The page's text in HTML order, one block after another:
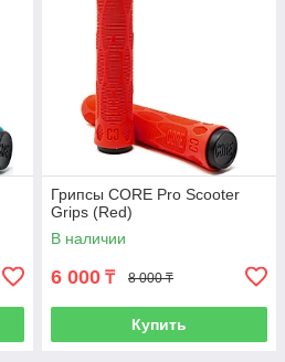
Грипсы CORE Pro Scooter
Grips (Red)
В наличии
6 000 ₸ 8 000 ₸
Купить